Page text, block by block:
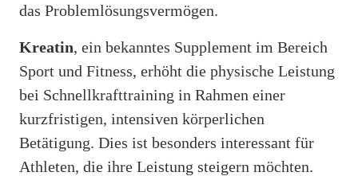
das Problemlösungsvermögen.
Kreatin, ein bekanntes Supplement im Bereich
Sport und Fitness, erhöht die physische Leistung
bei Schnellkrafttraining in Rahmen einer
kurzfristigen, intensiven körperlichen
Betätigung. Dies ist besonders interessant für
Athleten, die ihre Leistung steigern möchten.